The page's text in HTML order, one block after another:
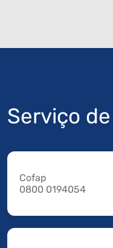
Serviço
Cofap
0800 0194054